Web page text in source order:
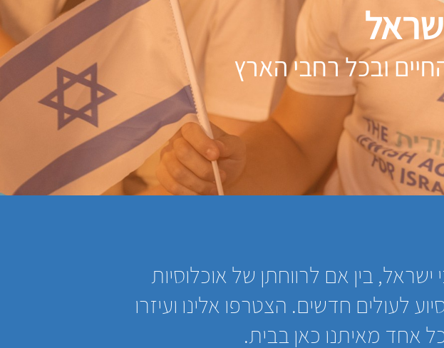
ובכל רחבי הארץ
בין אם לרווחתן של אוכלוסיות
לעולים חדשים. הצטרפו אלינו ועיזרו
אחד מאיתנו כאן בבית.